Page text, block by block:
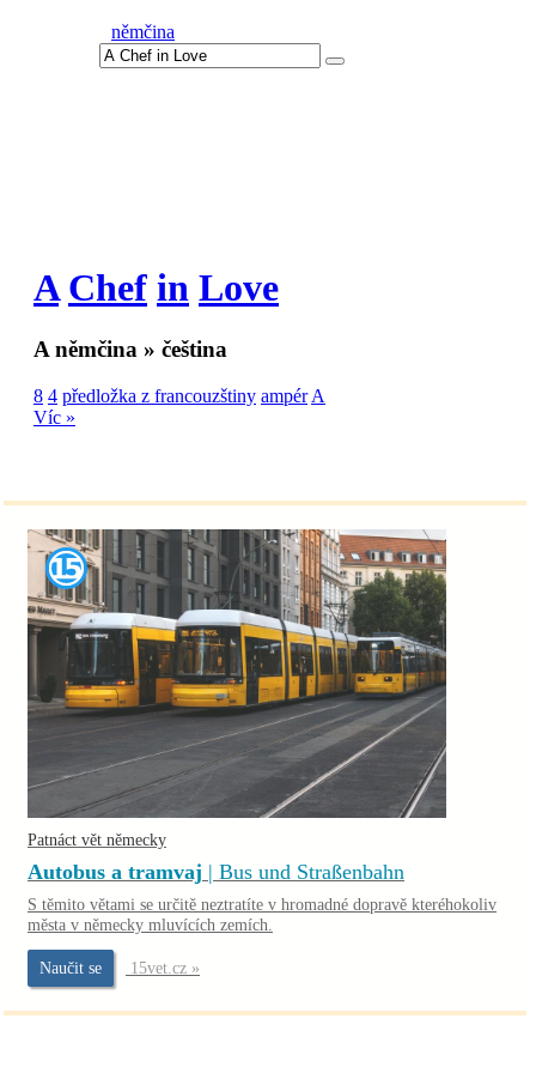
němčina
A Chef in Love
A němčina » čeština
8 4 předložka z francouzštiny ampér A
Víc »
Patnáct vět německy
Autobus a tramvaj | Bus und Straßenbahn
S těmito větami se určitě neztratíte v hromadné dopravě kteréhokoliv
města v německy mluvících zemích.
Naučit se 15vet.cz »